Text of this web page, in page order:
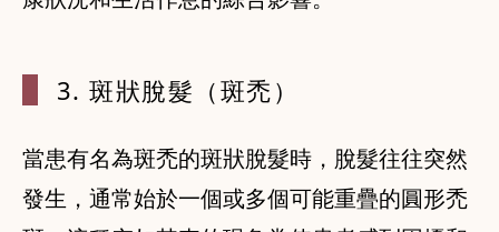
3. 斑狀脫髮 （斑禿）
當患有名為斑禿的斑狀脫髮時，脫髮往往突然
發生，通常始於一個或多個可能重疊的圓形禿